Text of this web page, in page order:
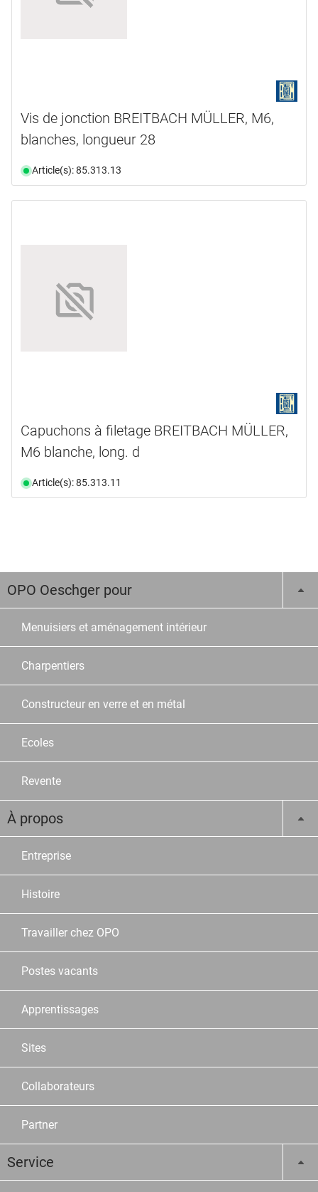
Vis de jonction BREITBACH MÜLLER, M6,
blanches, longueur 28
Article(s): 85.313.13
Capuchons à filetage BREITBACH MÜLLER,
M6 blanche, long. d
Article(s): 85.313.11
OPO Oeschger pour
Menuisiers et aménagement intérieur
Charpentiers
Constructeur en verre et en métal
Ecoles
Revente
À propos
Entreprise
Histoire
Travailler chez OPO
Postes vacants
Apprentissages
Sites
Collaborateurs
Partner
Service